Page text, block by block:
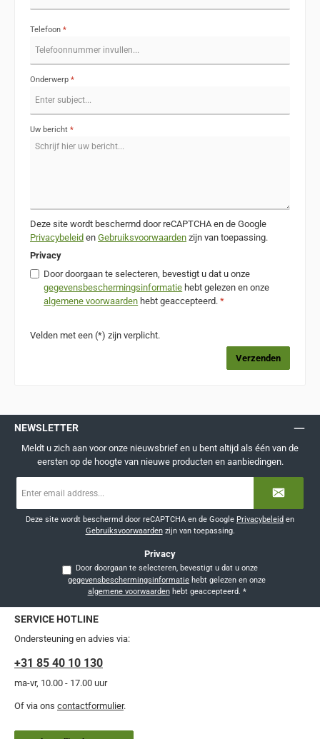
Telefoon *
Onderwerp *
Uw bericht *
Deze site wordt beschermd door reCAPTCHA en de Google
Privacybeleid en Gebruiksvoorwaarden zijn van toepassing.
Privacy
Door doorgaan te selecteren, bevestigt u dat u onze
gegevensbeschermingsinformatie hebt gelezen en onze
algemene voorwaarden hebt geaccepteerd.*
Velden met een (*) zijn verplicht.
Verzenden
NEWSLETTER
Meldt u zich aan voor onze nieuwsbrief en u bent altijd als één van de
eersten op de hoogte van nieuwe producten en aanbiedingen.
mailadres
Deze site wordt beschermd door reCAPTCHA en de Google Privacybeleid en
Gebruiksvoorwaardenzijn van toepassing.
Privacy
Door doorgaan te selecteren, bevestigt u dat u onze
gegevensbeschermingsinformatie
algemene voorwaardenhebt geaccepteerd. *
SERVICE HOTLINE
Ondersteuning en advies via:
+31 85 40 10 130
ma-vr, 10.00 - 17.00 uur
Of via ons contactformulier.